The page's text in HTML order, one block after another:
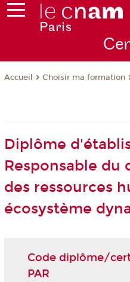
Accueil Choisir ma formation
Diplôme
Responsable du
des ressources
écosystème
Code diplôme/
PAR